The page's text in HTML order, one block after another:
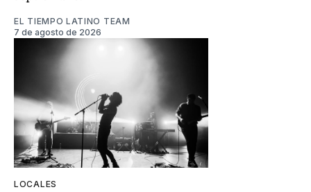
EL TIEMPO LATINO TEAM
7 de agosto de 2026
LOCALES